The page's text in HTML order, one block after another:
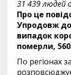
31 439 людей
Про це
Упродовж
випадок
померли,
По регіонах